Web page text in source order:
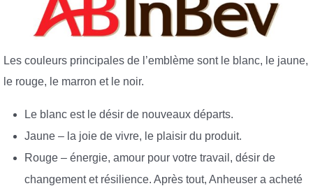
Les couleurs principales de l’emblème sont le blanc, le jaune,
le rouge, le marron et le noir.
Le blanc est le désir de nouveaux départs.
Jaune – la joie de vivre, le plaisir du produit.
Rouge – énergie, amour pour votre travail, désir de
changement et résilience. Après tout, Anheuser a acheté